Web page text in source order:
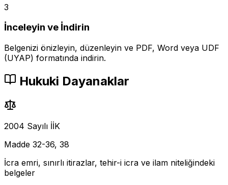
3
İnceleyin ve İndirin
Belgenizi önizleyin, düzenleyin ve PDF, Word veya UDF
(UYAP) formatında indirin.
Hukuki Dayanaklar
2004 Sayılı İİK
Madde 32-36, 38
İcra emri, sınırlı itirazlar, tehir-i icra ve ilam niteliğindeki
belgeler